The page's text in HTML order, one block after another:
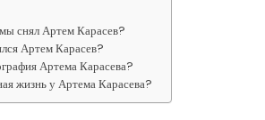
снял Артем Карасев?
Артем Карасев?
Артема Карасева?
жизнь у Артема Карасева?